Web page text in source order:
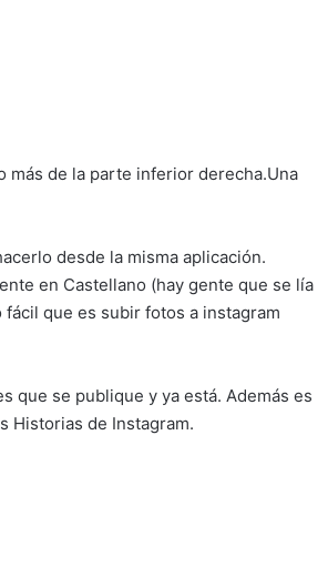
más de la parte inferior derecha.Una
desde la misma aplicación.
en Castellano (hay gente que se lía
que es subir fotos a instagram
que se publique y ya está. Además es
Historias de Instagram.